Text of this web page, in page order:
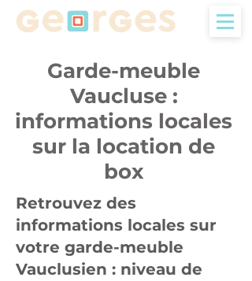
Garde-meuble
Vaucluse :
informations locales
sur la location de
box
Retrouvez des
informations locales sur
votre garde-meuble
Vauclusien : niveau de